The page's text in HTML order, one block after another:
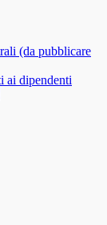
(da pubblicare
ai dipendenti